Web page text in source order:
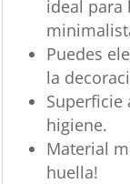
ideal para
Puedes
la
Superficie
higiene.
Material
huella!